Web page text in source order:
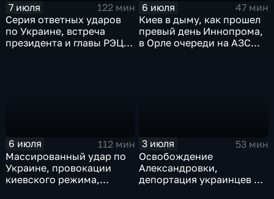
7 июля
122 мин
Серия ответных ударов
по Украине, встреча
президента и главы РЭЦ,
6 июля
47 мин
Киев в дыму, как прошел
превый день Иннопрома,
в Орле очереди на АЗС
6 июля
112 мин
Массированный удар по
Украине, провокации
киевского режима,
3 июля
53 мин
Освобождение
Александровки,
депортация украинцев из